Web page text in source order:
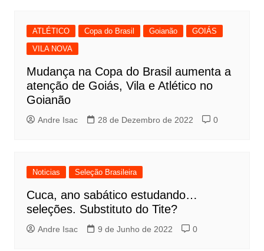
ATLÉTICO Copa do Brasil Goianão
GOIÁS
VILA NOVA
Mudança na Copa do Brasil aumenta a
atenção de Goiás, Vila e Atlético no
Goianão
Andre Isac 28 de Dezembro de 2022 0
Noticias Seleção Brasileira
Cuca, ano sabático estudando…
seleções. Substituto do Tite?
Andre Isac 9 de Junho de 2022 0